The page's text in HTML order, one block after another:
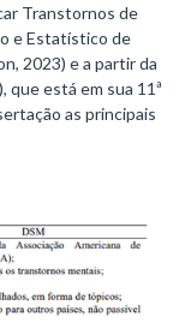
Transtornos de
e Estatístico de
2023) e a partir da
que está em sua 11ª
as principais